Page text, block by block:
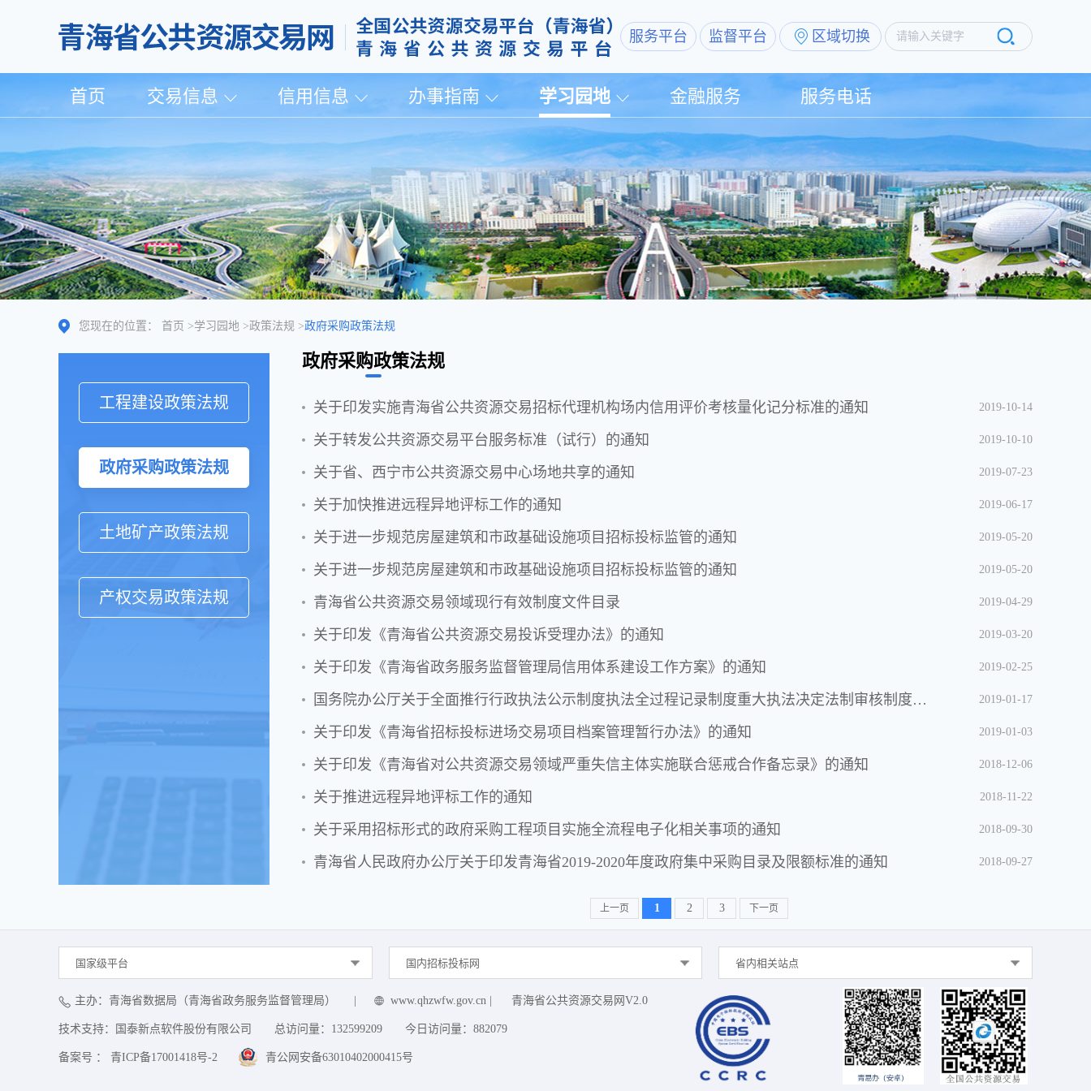
服务平台 监督平台 区域切换 请输入关键字
首页 交易信息 信用信息 办事指南 学习园地 金融服务 服务电话
您现在的位置： 首页 >学习园地 >政策法规 >政府采购政策法规
工程建设政策法规
政府采购政策法规
土地矿产政策法规
产权交易政策法规
政府采购政策法规
关于印发实施青海省公共资源交易招标代理机构场内信用评价考核量化记分标准的通知 2019-10-14
关于转发公共资源交易平台服务标准（试行）的通知 2019-10-10
关于省、西宁市公共资源交易中心场地共享的通知 2019-07-23
关于加快推进远程异地评标工作的通知 2019-06-17
关于进一步规范房屋建筑和市政基础设施项目招标投标监管的通知 2019-05-20
关于进一步规范房屋建筑和市政基础设施项目招标投标监管的通知 2019-05-20
青海省公共资源交易领域现行有效制度文件目录 2019-04-29
关于印发《青海省公共资源交易投诉受理办法》的通知 2019-03-20
关于印发《青海省政务服务监督管理局信用体系建设工作方案》的通知 2019-02-25
国务院办公厅关于全面推行行政执法公示制度执法全过程记录制度重大执法决定法制审核制度的指导意见 2019-01-17
关于印发《青海省招标投标进场交易项目档案管理暂行办法》的通知 2019-01-03
关于印发《青海省对公共资源交易领域严重失信主体实施联合惩戒合作备忘录》的通知 2018-12-06
关于推进远程异地评标工作的通知 2018-11-22
关于采用招标形式的政府采购工程项目实施全流程电子化相关事项的通知 2018-09-30
青海省人民政府办公厅关于印发青海省2019-2020年度政府集中采购目录及限额标准的通知 2018-09-27
上一页 1 2 3 下一页
国家级平台 国内招标投标网 省内相关站点
主办：青海省数据局（青海省政务服务监督管理局） www.qhzwfw.gov.cn 青海省公共资源交易网V2.0
技术支持：国泰新点软件股份有限公司 总访问量： 132599209 今日访问量： 882079
备案号 ： 青ICP备17001418号-2 青公网安备63010402000415号